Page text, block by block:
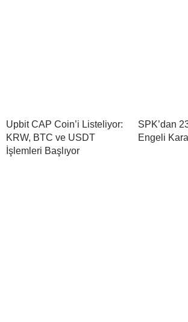
Upbit CAP Coin’i Listeliyor:
KRW, BTC ve USDT
İşlemleri Başlıyor
SPK’dan
Engeli